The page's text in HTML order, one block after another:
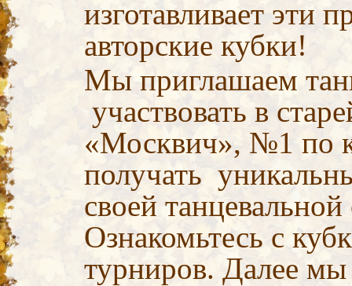
изготавливает эти
авторские кубки!
Мы приглашаем
участвовать в
«Москвич», №1 по
получать
своей
Ознакомьтесь с
турниров. Далее